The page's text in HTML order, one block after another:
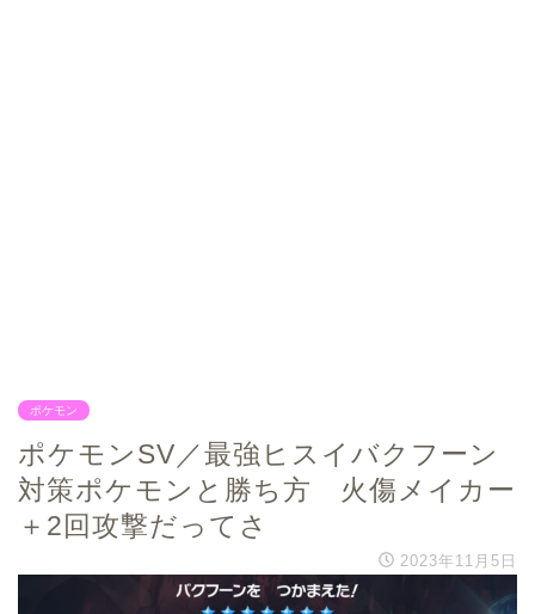
ポケモン
ポケモンSV／最強ヒスイバクフーン
対策ポケモンと勝ち方 火傷メイカー
＋2回攻撃だってさ
2023年11月5日